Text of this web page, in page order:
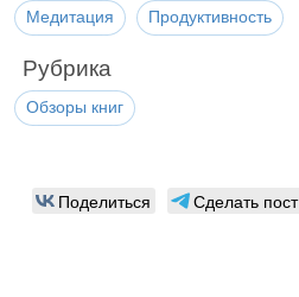
Медитация Продуктивность
Рубрика
Обзоры книг
Поделиться Сделать пост